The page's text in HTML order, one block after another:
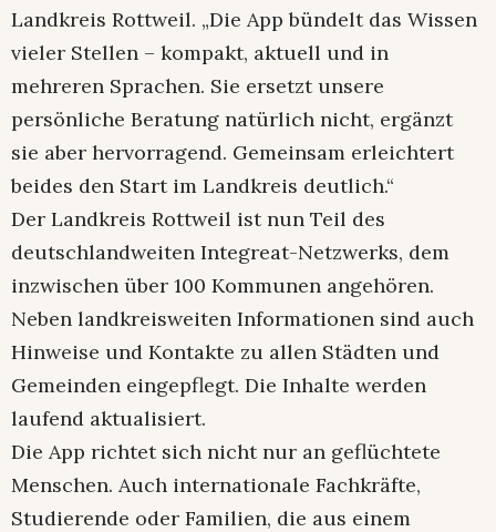
Landkreis Rottweil. „Die App bündelt das Wissen
vieler Stellen – kompakt, aktuell und in
mehreren Sprachen. Sie ersetzt unsere
persönliche Beratung natürlich nicht, ergänzt
sie aber hervorragend. Gemeinsam erleichtert
beides den Start im Landkreis deutlich.“
Der Landkreis Rottweil ist nun Teil des
deutschlandweiten Integreat-Netzwerks, dem
inzwischen über 100 Kommunen angehören.
Neben landkreisweiten Informationen sind auch
Hinweise und Kontakte zu allen Städten und
Gemeinden eingepflegt. Die Inhalte werden
laufend aktualisiert.
Die App richtet sich nicht nur an geflüchtete
Menschen. Auch internationale Fachkräfte,
Studierende oder Familien, die aus einem